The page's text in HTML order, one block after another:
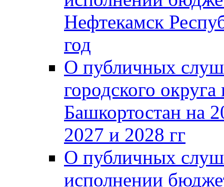
Нефтекамск
год
О публичных
городского
Башкортостан на
2027 и 2028 гг
О публичных
исполнении